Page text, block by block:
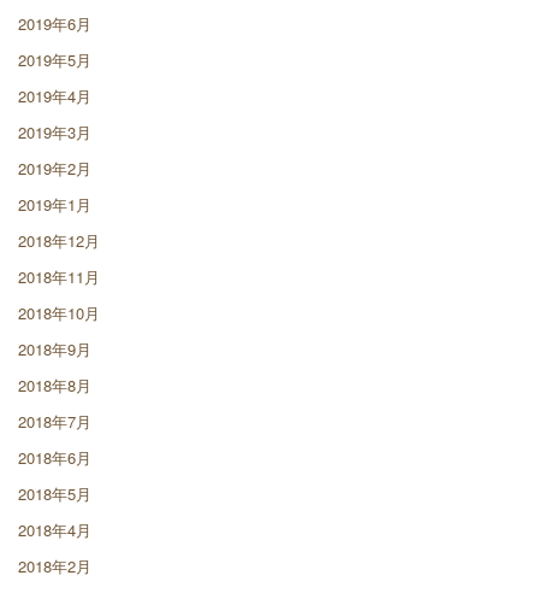
2019年6月
2019年5月
2019年4月
2019年3月
2019年2月
2019年1月
2018年12月
2018年11月
2018年10月
2018年9月
2018年8月
2018年7月
2018年6月
2018年5月
2018年4月
2018年2月